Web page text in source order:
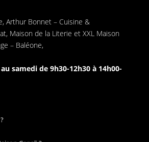
Arthur Bonnet – Cuisine &
Maison de la Literie et XXL Maison
– Baléone,
samedi de 9h30-12h30 à 14h00-